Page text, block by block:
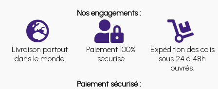
Nos engagements :
Livraison partout
dans le monde
Paiement 100%
sécurisé
Expédition des colis
sous 24 à 48h
ouvrés.
Paiement sécurisé :